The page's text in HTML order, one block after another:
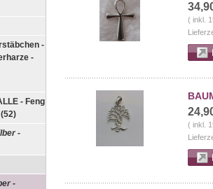
-
-
- Feng
-
-
( inkl.
( inkl.